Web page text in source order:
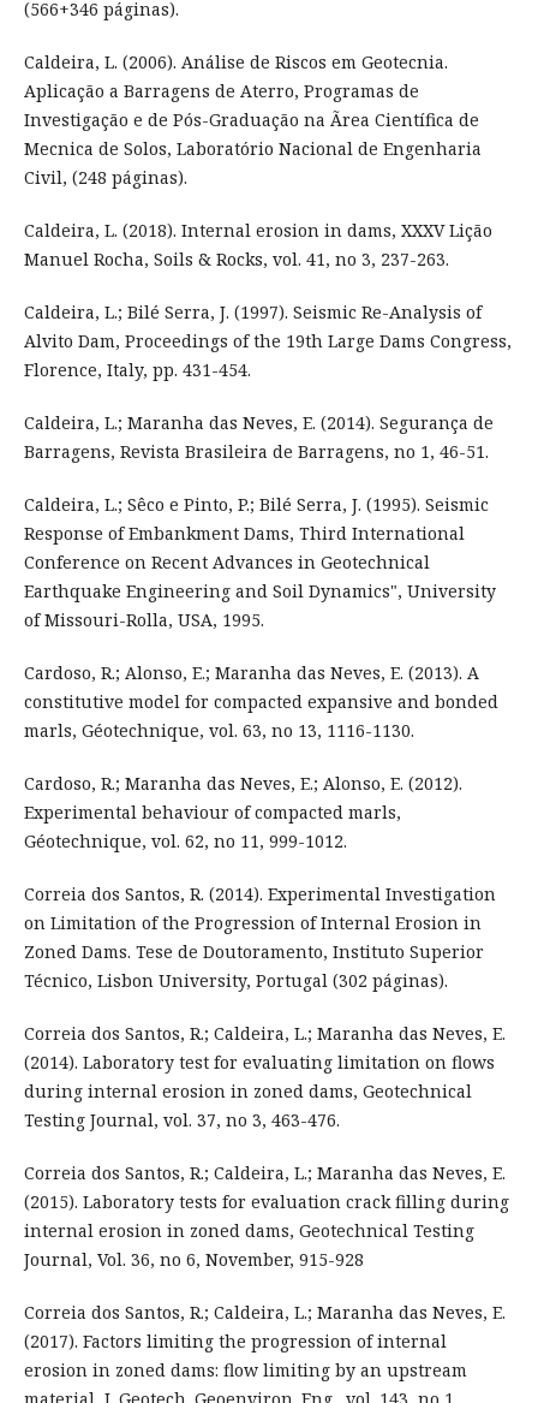
(566+346 páginas).
Caldeira, L. (2006). Análise de Riscos em Geotecnia.
Aplicação a Barragens de Aterro, Programas de
Investigação e de Pós-Graduação na Ãrea Científica de
Mecnica de Solos, Laboratório Nacional de Engenharia
Civil, (248 páginas).
Caldeira, L. (2018). Internal erosion in dams, XXXV Lição
Manuel Rocha, Soils & Rocks, vol. 41, no 3, 237-263.
Caldeira, L.; Bilé Serra, J. (1997). Seismic Re-Analysis of
Alvito Dam, Proceedings of the 19th Large Dams Congress,
Florence, Italy, pp. 431-454.
Caldeira, L.; Maranha das Neves, E. (2014). Segurança de
Barragens, Revista Brasileira de Barragens, no 1, 46-51.
Caldeira, L.; Sêco e Pinto, P.; Bilé Serra, J. (1995). Seismic
Response of Embankment Dams, Third International
Conference on Recent Advances in Geotechnical
Earthquake Engineering and Soil Dynamics", University
of Missouri-Rolla, USA, 1995.
Cardoso, R.; Alonso, E.; Maranha das Neves, E. (2013). A
constitutive model for compacted expansive and bonded
marls, Géotechnique, vol. 63, no 13, 1116-1130.
Cardoso, R.; Maranha das Neves, E.; Alonso, E. (2012).
Experimental behaviour of compacted marls,
Géotechnique, vol. 62, no 11, 999-1012.
Correia dos Santos, R. (2014). Experimental Investigation
on Limitation of the Progression of Internal Erosion in
Zoned Dams. Tese de Doutoramento, Instituto Superior
Técnico, Lisbon University, Portugal (302 páginas).
Correia dos Santos, R.; Caldeira, L.; Maranha das Neves, E.
(2014). Laboratory test for evaluating limitation on flows
during internal erosion in zoned dams, Geotechnical
Testing Journal, vol. 37, no 3, 463-476.
Correia dos Santos, R.; Caldeira, L.; Maranha das Neves, E.
(2015). Laboratory tests for evaluation crack filling during
internal erosion in zoned dams, Geotechnical Testing
Journal, Vol. 36, no 6, November, 915-928
Correia dos Santos, R.; Caldeira, L.; Maranha das Neves, E.
(2017). Factors limiting the progression of internal
erosion in zoned dams: flow limiting by an upstream
material, J. Geotech. Geoenviron. Eng., vol. 143, no 1.